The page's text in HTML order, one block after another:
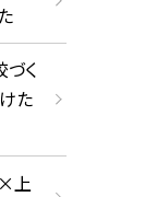
く
た
×上